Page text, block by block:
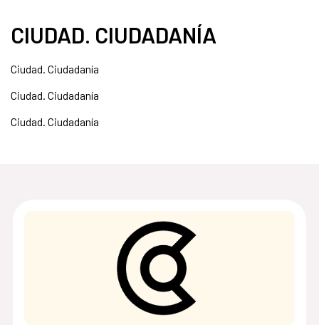
CIUDAD. CIUDADANÍA
Ciudad. Ciudadanía
Ciudad. Ciudadanía
Ciudad. Ciudadanía